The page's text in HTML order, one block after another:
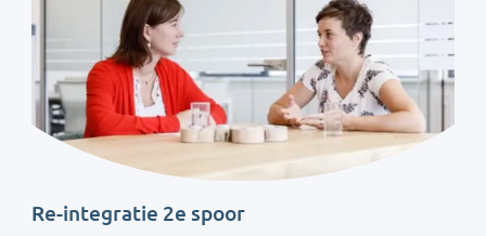
Re-integratie 2e spoor